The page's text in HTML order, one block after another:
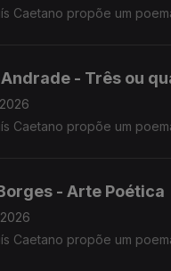
Caetano propõe um
- Três ou
Caetano propõe um
- Arte Poética
Caetano propõe um